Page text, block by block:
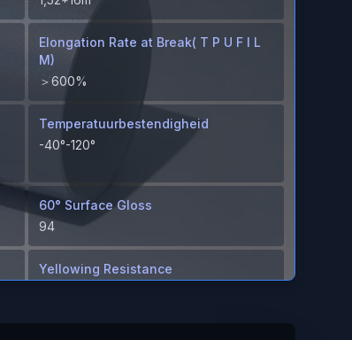
Elongation Rate at Break( T P U F I L
M)
＞600%
Temperatuurbestendigheid
-40°-120°
60° Surface Gloss
94
Yellowing Resistance